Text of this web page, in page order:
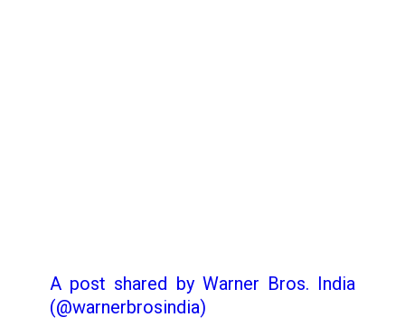
A post shared by Warner Bros. India
(@warnerbrosindia)